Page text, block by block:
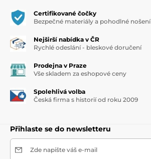
Certifikované čočky
Bezpečné materiály a pohodlné nošení
Nejširší nabídka v ČR
Rychlé odeslání - bleskové doručení
Prodejna v Praze
Vše skladem za eshopové ceny
Spolehlivá volba
Česká firma s historií od roku 2009
Přihlaste se do newsletteru
Zde napište váš e-mail